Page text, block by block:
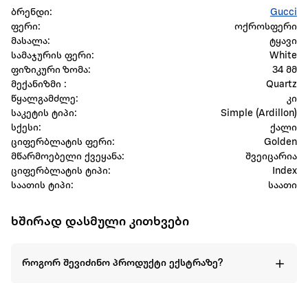
ბრენდი:
Gucci
ფერი:
ოქროსფერი
მასალა:
ტყავი
სამაჯურის ფერი:
White
ფიზიკური ზომა:
34 მმ
მექანიზმი :
Quartz
წყალგამძლე:
კი
საკეტის ტიპი:
Simple (Ardillon)
სქესი:
ქალი
ციფერბლატის ფერი:
Golden
მწარმოებელი ქვეყანა:
შვეიცარია
ციფერბლატის ტიპი:
Index
საათის ტიპი:
საათი
ხშირად დასმული კითხვები
როგორ შევიძინო პროდუქტი ექსტრაზე?